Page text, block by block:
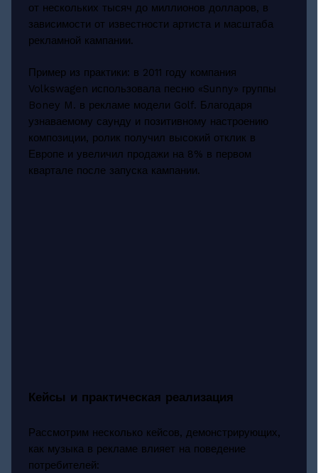
от нескольких тысяч до миллионов долларов, в
зависимости от известности артиста и масштаба
рекламной кампании.
Пример из практики: в 2011 году компания
Volkswagen использовала песню «Sunny» группы
Boney M. в рекламе модели Golf. Благодаря
узнаваемому саунду и позитивному настроению
композиции, ролик получил высокий отклик в
Европе и увеличил продажи на 8% в первом
квартале после запуска кампании.
Кейсы и практическая реализация
Рассмотрим несколько кейсов, демонстрирующих,
как музыка в рекламе влияет на поведение
потребителей: